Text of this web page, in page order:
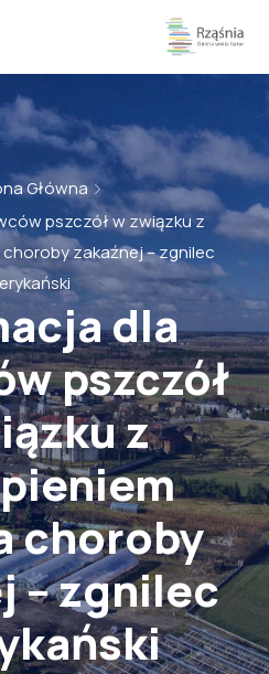
Główna
pszczół w związku z
zakaźnej – zgnilec
dla
pszczół
z
choroby
– zgnilec